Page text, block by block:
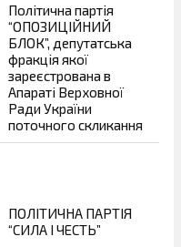
Політична партія
“ОПОЗИЦІЙНИЙ
БЛОК”, депутатська
фракція якої
зареєстрована в
Апараті Верховної
Ради України
поточного скликання
ПОЛІТИЧНА ПАРТІЯ
“СИЛА І ЧЕСТЬ”